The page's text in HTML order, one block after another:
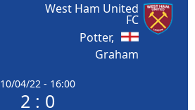
10/04/22 - 16:00
2 : 0
West Ham United
FC
Potter,
Graham